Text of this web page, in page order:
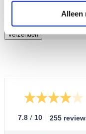
Alleen
7.8 / 10 255